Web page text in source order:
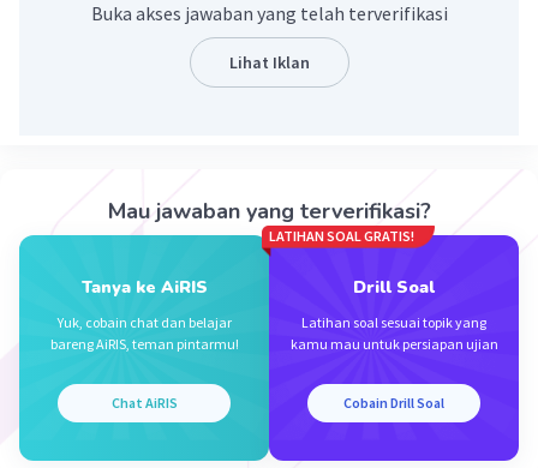
Iklan
Buka akses jawaban yang telah terverifikasi
Lihat Iklan
Mau jawaban yang terverifikasi?
Tanya ke AiRIS
Yuk, cobain chat dan belajar
bareng AiRIS, teman pintarmu!
Chat AiRIS
LATIHAN SOAL GRATIS!
Drill Soal
Latihan soal sesuai topik yang
kamu mau untuk persiapan ujian
Cobain Drill Soal